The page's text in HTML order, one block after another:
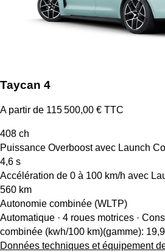
Taycan 4
A partir de 115 500,00 € TTC
408 ch
Puissance Overboost avec Launch
4,6 s
Accélération de 0 à 100 km/h avec
560 km
Autonomie combinée (WLTP)
Automatique · 4 roues motrices ·
combinée (kwh/100 km)(gamme):
Données techniques et équipement